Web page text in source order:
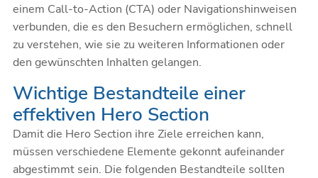
einem Call-to-Action (CTA) oder Navigationshinweisen
verbunden, die es den Besuchern ermöglichen, schnell
zu verstehen, wie sie zu weiteren Informationen oder
den gewünschten Inhalten gelangen.
Wichtige Bestandteile einer
effektiven Hero Section
Damit die Hero Section ihre Ziele erreichen kann,
müssen verschiedene Elemente gekonnt aufeinander
abgestimmt sein. Die folgenden Bestandteile sollten